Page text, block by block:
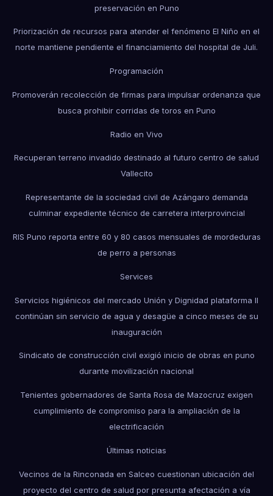
preservación en Puno
Priorización de recursos para atender el fenómeno El Niño en el
norte mantiene pendiente el financiamiento del hospital de Juli.
Programación
Promoverán recolección de firmas para impulsar ordenanza que
busca prohibir corridas de toros en Puno
Radio en Vivo
Recuperan terreno invadido destinado al futuro centro de salud
Vallecito
Representante de la sociedad civil de Azángaro demanda
culminar expediente técnico de carretera interprovincial
RIS Puno reporta entre 60 y 80 casos mensuales de mordeduras
de perro a personas
Services
Servicios higiénicos del mercado Unión y Dignidad plataforma II
continúan sin servicio de agua y desagüe a cinco meses de su
inauguración
Sindicato de construcción civil exigió inicio de obras en puno
durante movilización nacional
Tenientes gobernadores de Santa Rosa de Mazocruz exigen
cumplimiento de compromiso para la ampliación de la
electrificación
Últimas noticias
Vecinos de la Rinconada en Salceo cuestionan ubicación del
proyecto del centro de salud por presunta afectación a vía